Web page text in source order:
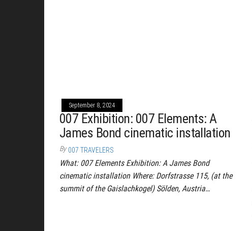
September 8, 2024
007 Exhibition: 007 Elements: A
James Bond cinematic installation
By 007 TRAVELERS
What: 007 Elements Exhibition: A James Bond
cinematic installation Where: Dorfstrasse 115, (at the
summit of the Gaislachkogel) Sölden, Austria…